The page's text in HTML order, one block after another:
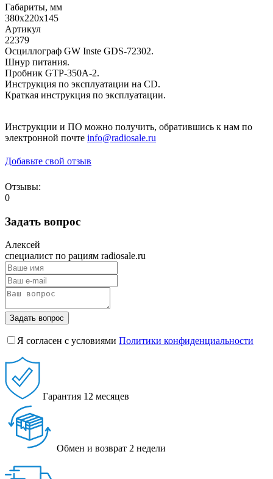
Габариты, мм
380х220х145
Артикул
22379
Осциллограф GW Inste GDS-72302.
Шнур питания.
Пробник GTP-350A-2.
Инструкция по эксплуатации на CD.
Краткая инструкция по эксплуатации.
Инструкции и ПО можно получить, обратившись к нам по
электронной почте info@radiosale.ru
Добавьте свой отзыв
Отзывы:
0
Задать вопрос
Алексей
специалист по рациям radiosale.ru
Задать вопрос
Я согласен с условиями Политики конфиденциальности
Гарантия 12 месяцев
Обмен и возврат 2 недели